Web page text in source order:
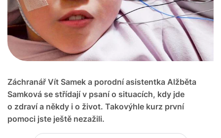
Záchranář Vít Samek a porodní asistentka Alžběta
Samková se střídají v psaní o situacích, kdy jde
o zdraví a někdy i o život. Takovýhle kurz první
pomoci jste ještě nezažili.